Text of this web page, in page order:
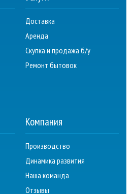
Доставка
Аренда
Скупка и продажа б/у
Ремонт бытовок
Компания
Производство
Динамика развития
Наша команда
Отзывы